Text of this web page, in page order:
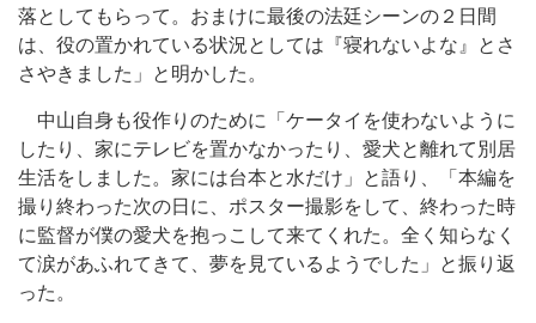
落としてもらって。おまけに最後の法廷シーンの２日間
は、役の置かれている状況としては『寝れないよな』とさ
さやきました」と明かした。
中山自身も役作りのために「ケータイを使わないように
したり、家にテレビを置かなかったり、愛犬と離れて別居
生活をしました。家には台本と水だけ」と語り、「本編を
撮り終わった次の日に、ポスター撮影をして、終わった時
に監督が僕の愛犬を抱っこして来てくれた。全く知らなく
て涙があふれてきて、夢を見ているようでした」と振り返
った。